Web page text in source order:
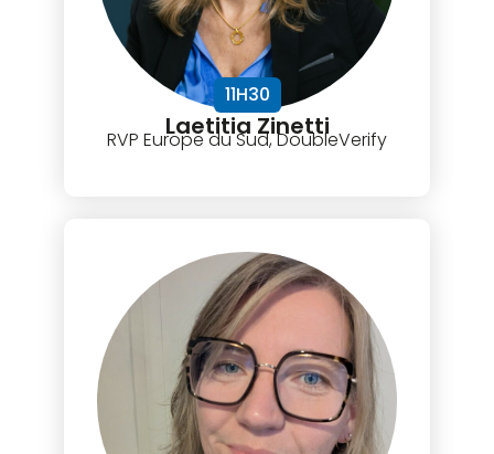
11H30
Laetitia Zinetti
RVP Europe du Sud, DoubleVerify